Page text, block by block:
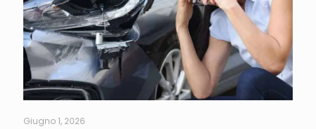
Giugno 1, 2026